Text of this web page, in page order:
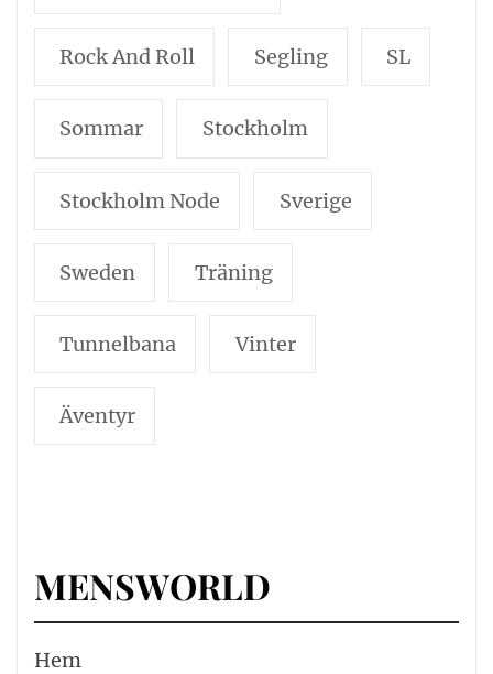
Rock And Roll Segling SL
Sommar Stockholm
Stockholm Node Sverige
Sweden Träning
Tunnelbana Vinter
Äventyr
MENSWORLD
Hem